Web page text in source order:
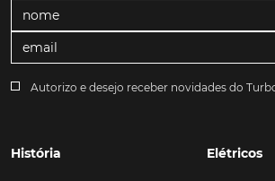
Autorizo e desejo receber novidades do
História Elétricos